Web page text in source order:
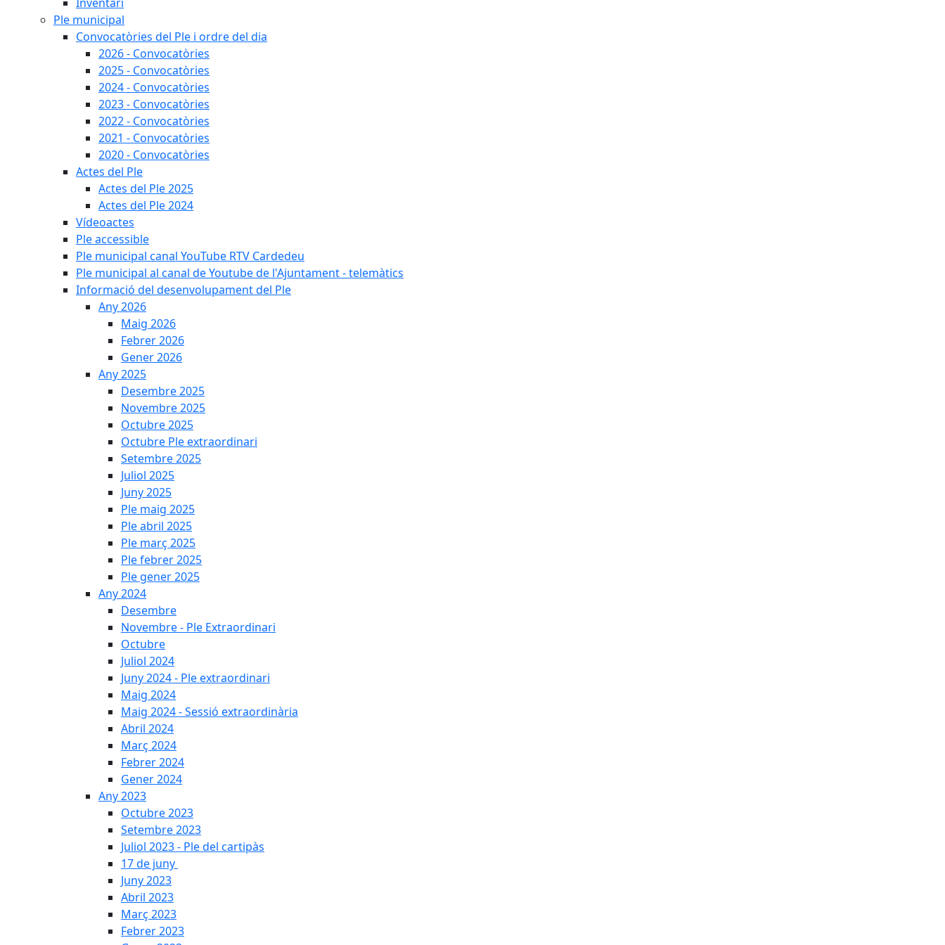
Ple municipal
Convocatòries del Ple i ordre del dia
2026 - Convocatòries
2025 - Convocatòries
2024 - Convocatòries
2023 - Convocatòries
2022 - Convocatòries
2021 - Convocatòries
2020 - Convocatòries
Actes del Ple
Actes del Ple 2025
Actes del Ple 2024
Vídeoactes
Ple accessible
Ple municipal canal YouTube RTV Cardedeu
Ple municipal al canal de Youtube de l'Ajuntament - telemàtics
Informació del desenvolupament del Ple
Any 2026
Maig 2026
Febrer 2026
Gener 2026
Any 2025
Desembre 2025
Novembre 2025
Octubre 2025
Octubre Ple extraordinari
Setembre 2025
Juliol 2025
Juny 2025
Ple maig 2025
Ple abril 2025
Ple març 2025
Ple febrer 2025
Ple gener 2025
Any 2024
Desembre
Novembre - Ple Extraordinari
Octubre
Juliol 2024
Juny 2024 - Ple extraordinari
Maig 2024
Maig 2024 - Sessió extraordinària
Abril 2024
Març 2024
Febrer 2024
Gener 2024
Any 2023
Octubre 2023
Setembre 2023
Juliol 2023 - Ple del cartipàs
17 de juny
Juny 2023
Abril 2023
Març 2023
Febrer 2023